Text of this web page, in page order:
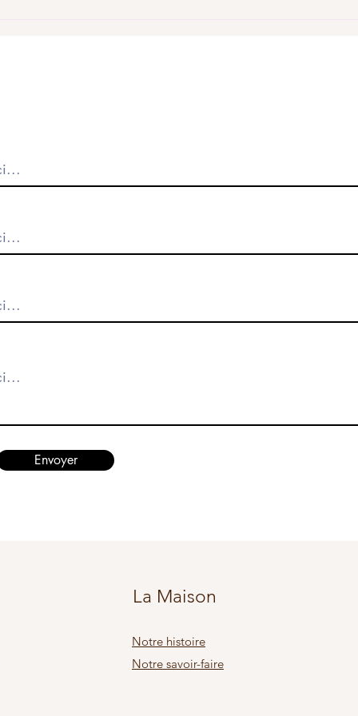
Envoyer
La Maison
Notre histoire
Notre savoir-faire